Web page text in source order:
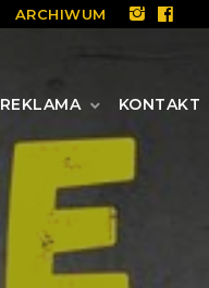
ARCHIWUM
REKLAMA KONTAKT